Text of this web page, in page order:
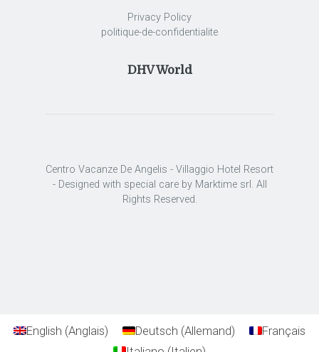
Privacy Policy
politique-de-confidentialite
DHV World
Centro Vacanze De Angelis - Villaggio Hotel Resort
- Designed with special care by Marktime srl. All
Rights Reserved.
English (Anglais) Deutsch (Allemand)
Français